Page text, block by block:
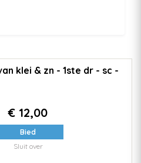
klei & zn - 1ste dr - sc -
€ 12,00
Bied
Sluit over